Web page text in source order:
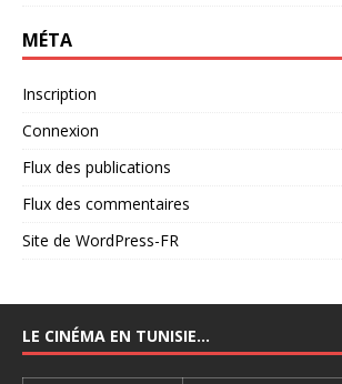
MÉTA
Inscription
Connexion
Flux des publications
Flux des commentaires
Site de WordPress-FR
LE CINÉMA EN TUNISIE…